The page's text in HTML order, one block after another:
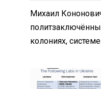
Михаил
колониях,